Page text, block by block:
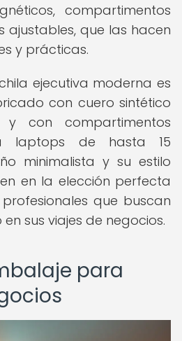
compartimentos
ajustables, que las hacen
y prácticas.
ejecutiva moderna es
con cuero sintético
con compartimentos
laptops de hasta 15
minimalista y su estilo
en la elección perfecta
que buscan
sus viajes de negocios.
para